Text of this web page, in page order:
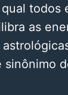
todos
as
sinônimo